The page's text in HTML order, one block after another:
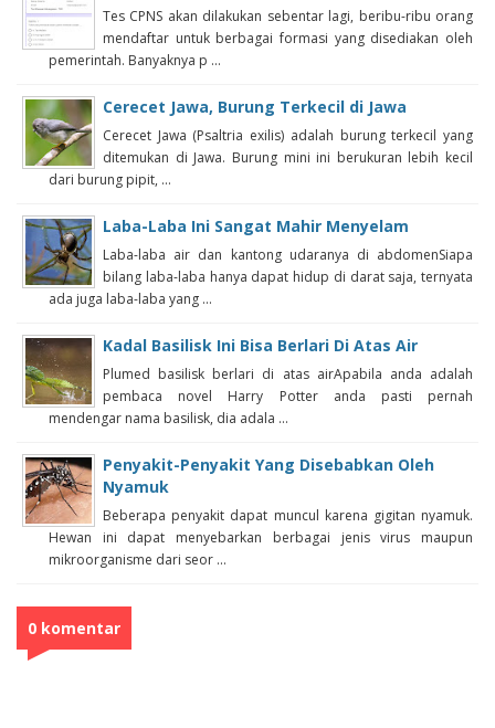
Tes CPNS akan dilakukan sebentar lagi, beribu-ribu orang
mendaftar untuk berbagai formasi yang disediakan oleh
pemerintah. Banyaknya p ...
Cerecet Jawa, Burung Terkecil di Jawa
Cerecet Jawa (Psaltria exilis) adalah burung terkecil yang
ditemukan di Jawa. Burung mini ini berukuran lebih kecil
dari burung pipit, ...
Laba-Laba Ini Sangat Mahir Menyelam
Laba-laba air dan kantong udaranya di abdomenSiapa
bilang laba-laba hanya dapat hidup di darat saja, ternyata
ada juga laba-laba yang ...
Kadal Basilisk Ini Bisa Berlari Di Atas Air
Plumed basilisk berlari di atas airApabila anda adalah
pembaca novel Harry Potter anda pasti pernah
mendengar nama basilisk, dia adala ...
Penyakit-Penyakit Yang Disebabkan Oleh
Nyamuk
Beberapa penyakit dapat muncul karena gigitan nyamuk.
Hewan ini dapat menyebarkan berbagai jenis virus maupun
mikroorganisme dari seor ...
0 komentar